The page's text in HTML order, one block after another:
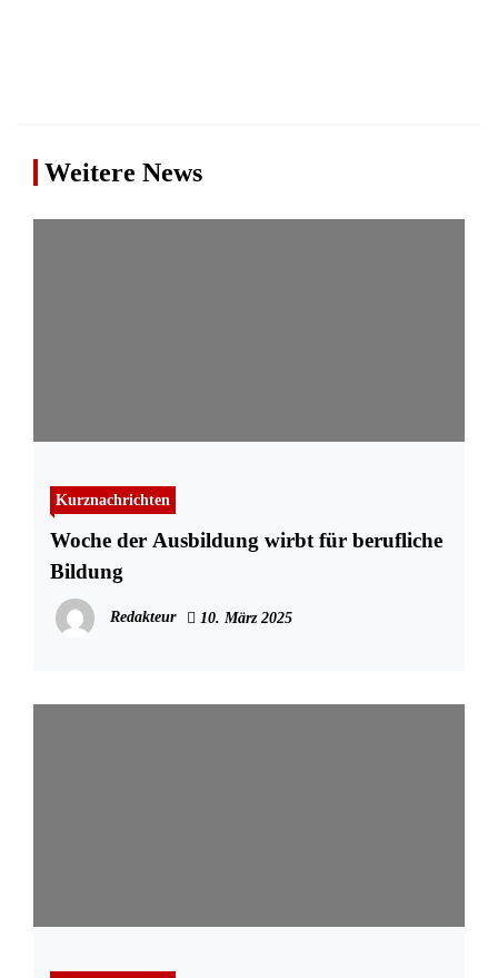
Weitere News
Kurznachrichten
Woche der Ausbildung wirbt für berufliche
Bildung
Redakteur 10. März 2025